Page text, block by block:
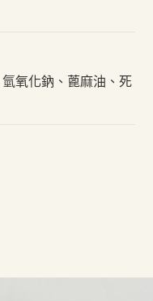
氧化鈉、蓖麻油、死